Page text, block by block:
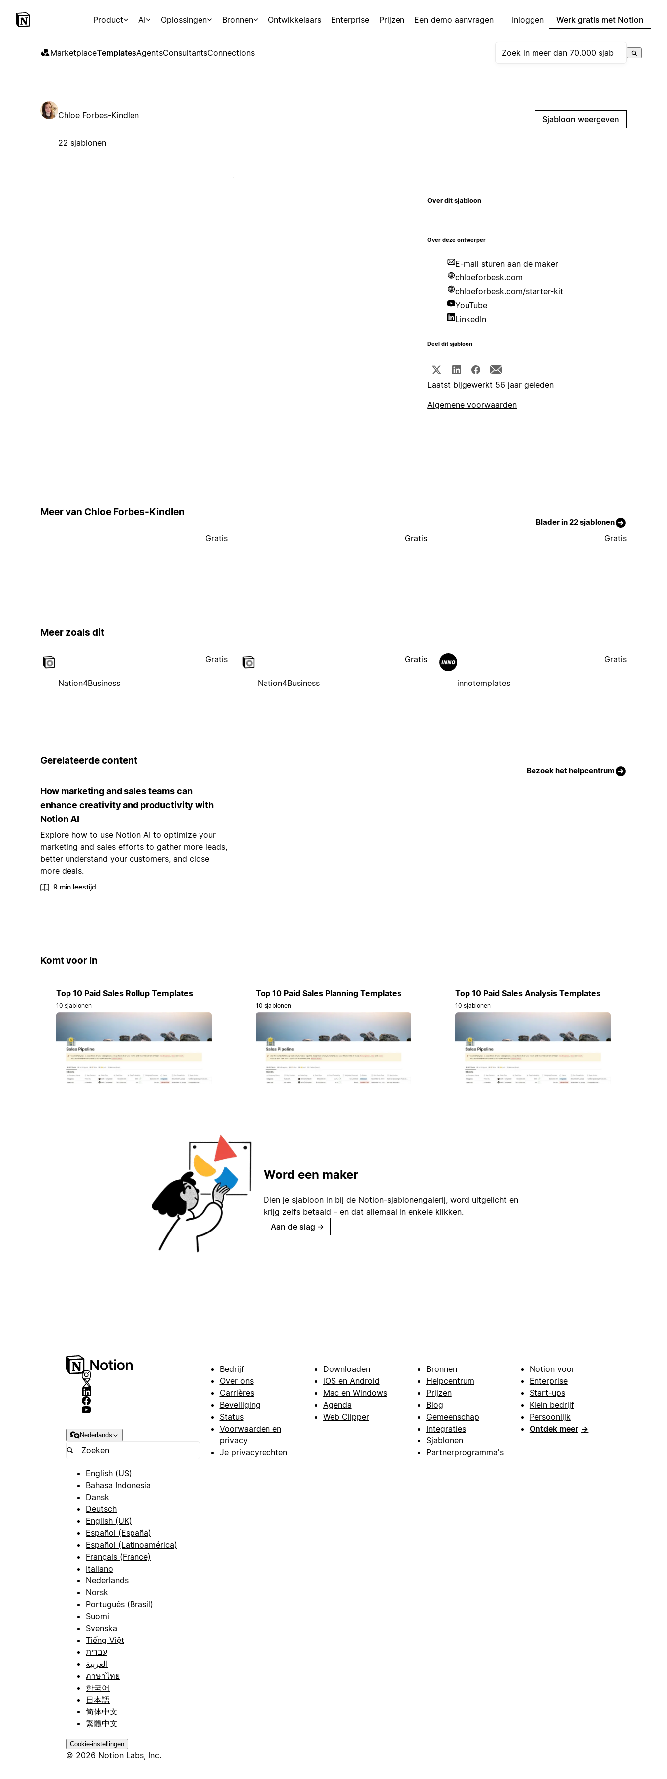
Product AI Oplossingen Bronnen Ontwikkelaars Enterprise Prijzen Een demo aanvragen Inloggen Werk gratis met Notion
MarketplaceTemplatesAgentsConsultantsConnections
Chloe Forbes-Kindlen
22 sjablonen
Sjabloon weergeven
Over dit sjabloon
Over deze ontwerper
E-mail sturen aan de maker
chloeforbesk.com
chloeforbesk.com/starter-kit
YouTube
LinkedIn
Deel dit sjabloon
Laatst bijgewerkt 56 jaar geleden
Algemene voorwaarden
Meer van Chloe Forbes-Kindlen
Blader in 22 sjablonen
Gratis Gratis Gratis
Meer zoals dit
Nation4Business
Gratis
Nation4Business
Gratis
innotemplates
Gratis
Gerelateerde content
Bezoek het helpcentrum
How marketing and sales teams can
enhance creativity and productivity with
Notion AI
Explore how to use Notion AI to optimize your
marketing and sales efforts to gather more leads,
better understand your customers, and close
more deals.
9 min leestijd
Komt voor in
Top 10 Paid Sales Rollup Templates
10 sjablonen
Top 10 Paid Sales Planning Templates
10 sjablonen
Top 10 Paid Sales Analysis Templates
10 sjablonen
Word een maker
Dien je sjabloon in bij de Notion-sjablonengalerij, word uitgelicht en
krijg zelfs betaald – en dat allemaal in enkele klikken.
Aan de slag →
Nederlands
English (US)
Bahasa Indonesia
Dansk
Deutsch
English (UK)
Español (España)
Español (Latinoamérica)
Français (France)
Italiano
Nederlands
Norsk
Português (Brasil)
Suomi
Svenska
Tiếng Việt
עברית
العربية
ภาษาไทย
한국어
日本語
简体中文
繁體中文
Cookie-instellingen
© 2026 Notion Labs, Inc.
Bedrijf
Over ons
Carrières
Beveiliging
Status
Voorwaarden en
privacy
Je privacyrechten
Downloaden
iOS en Android
Mac en Windows
Agenda
Web Clipper
Bronnen
Helpcentrum
Prijzen
Blog
Gemeenschap
Integraties
Sjablonen
Partnerprogramma's
Notion voor
Enterprise
Start-ups
Klein bedrijf
Persoonlijk
Ontdek meer →